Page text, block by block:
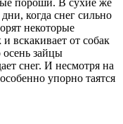
когда снег сильно
некоторые
вскакивает от собак
осень зайцы
снег. И несмотря на
упорно таятся